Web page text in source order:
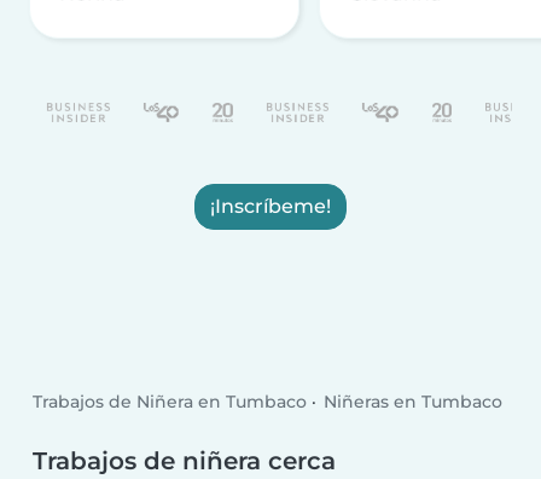
¡Inscríbeme!
Trabajos de Niñera en Tumbaco Niñeras en Tumbaco
Trabajos de niñera cerca